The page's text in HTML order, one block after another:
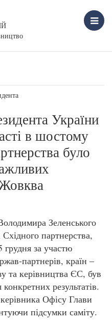
України
в шостому
було
Жовква
Зеленського
партнерства,
грудня за участю
партнерів, країн –
та керівництва ЄС, був
результатів.
Офісу Глави
підсумки саміту.